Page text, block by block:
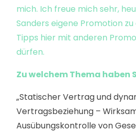
mich. Ich freue mich sehr,
Sanders eigene Promotion
Tipps hier mit anderen
dürfen.
Zu welchem Thema haben
„Statischer Vertrag und
Vertragsbeziehung –
Ausübungskontrolle von